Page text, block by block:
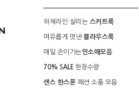
하체라인 살리는 스커트룩
여유롭게 멋낸 블라우스룩
매일 손이가는민소매모음
70% SALE 한정수량
센스 한스푼패션 소품 모음